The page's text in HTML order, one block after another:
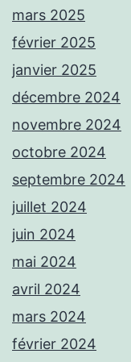
mars 2025
février 2025
janvier 2025
décembre 2024
novembre 2024
octobre 2024
septembre 2024
juillet 2024
juin 2024
mai 2024
avril 2024
mars 2024
février 2024